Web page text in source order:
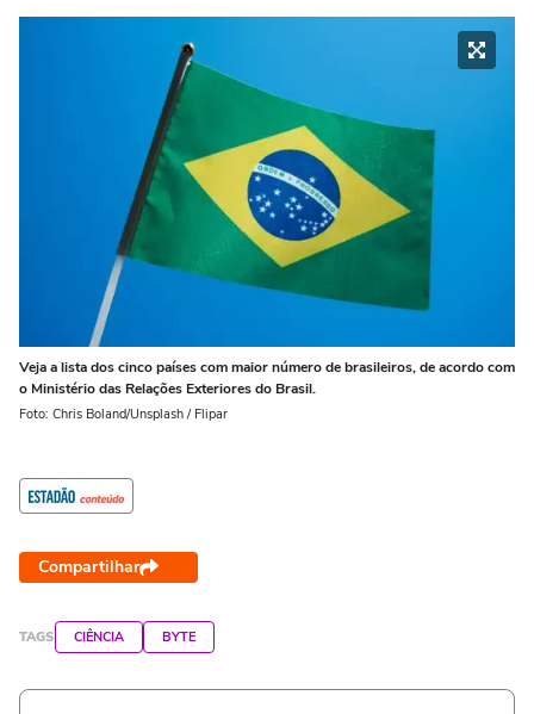
Veja a lista dos cinco países com maior número de brasileiros, de acordo com
o Ministério das Relações Exteriores do Brasil.
Foto: Chris Boland/Unsplash / Flipar
Compartilhar
TAGS CIÊNCIA BYTE